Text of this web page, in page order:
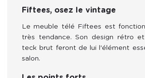
Fiftees, osez le vintage
Le meuble télé Fiftees est
très tendance. Son design rétro
teck brut feront de lui l'élément
salon.